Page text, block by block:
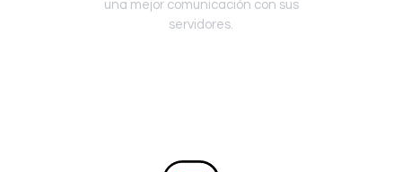
una mejor comunicación con sus
servidores.